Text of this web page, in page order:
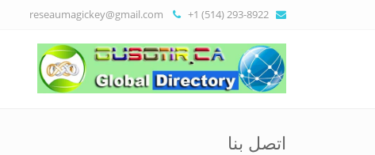
reseaumagickey@gmail.com +1 (514) 293-8922
اتصل بنا